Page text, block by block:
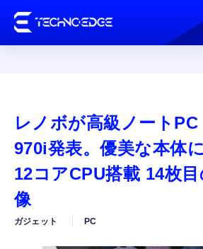
AI
ガジェット
レノボが高級ノート
970i発表。優美な本体
12コアCPU搭載 14枚
像
ガジェット PC